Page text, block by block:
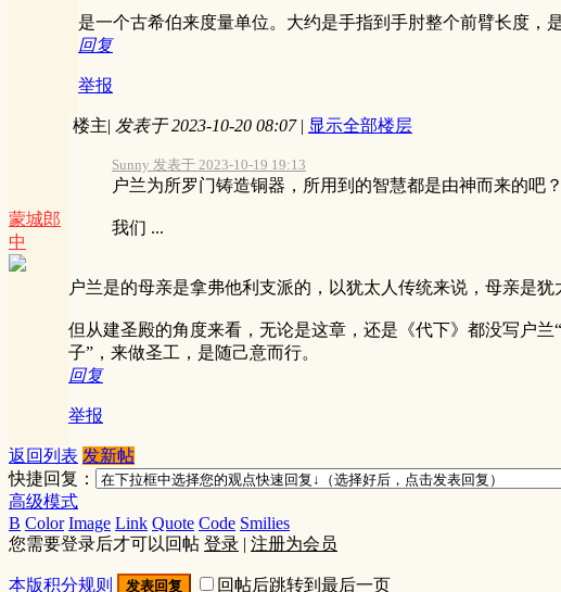
是一个古希伯来度量单位。大约是手指到手肘整个前臂长度，
回复
举报
蒙城郎
中
楼主| 发表于 2023-10-20 08:07 | 显示全部楼层
Sunny 发表于 2023-10-19 19:13
户兰为所罗门铸造铜器，所用到的智慧都是由神而来的吧
我们 ...
户兰是的母亲是拿弗他利支派的，以犹太人传统来说，母亲是
但从建圣殿的角度来看，无论是这章，还是《代下》都没写户
子”，来做圣工，是随己意而行。
回复
举报
返回列表 发新帖
快捷回复：
高级模式
B Color Image Link Quote Code Smilies
您需要登录后才可以回帖 登录 | 注册为会员
本版积分规则 发表回复 回帖后跳转到最后一页